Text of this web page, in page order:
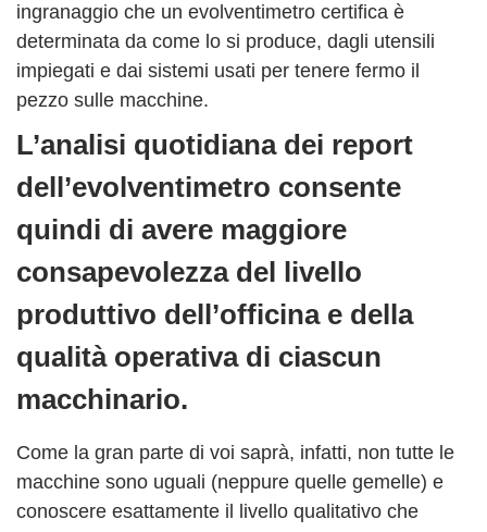
ingranaggio che un evolventimetro certifica è
determinata da come lo si produce, dagli utensili
impiegati e dai sistemi usati per tenere fermo il
pezzo sulle macchine.
L’analisi quotidiana dei report
dell’evolventimetro consente
quindi di avere maggiore
consapevolezza del livello
produttivo dell’officina e della
qualità operativa di ciascun
macchinario.
Come la gran parte di voi saprà, infatti, non tutte le
macchine sono uguali (neppure quelle gemelle) e
conoscere esattamente il livello qualitativo che